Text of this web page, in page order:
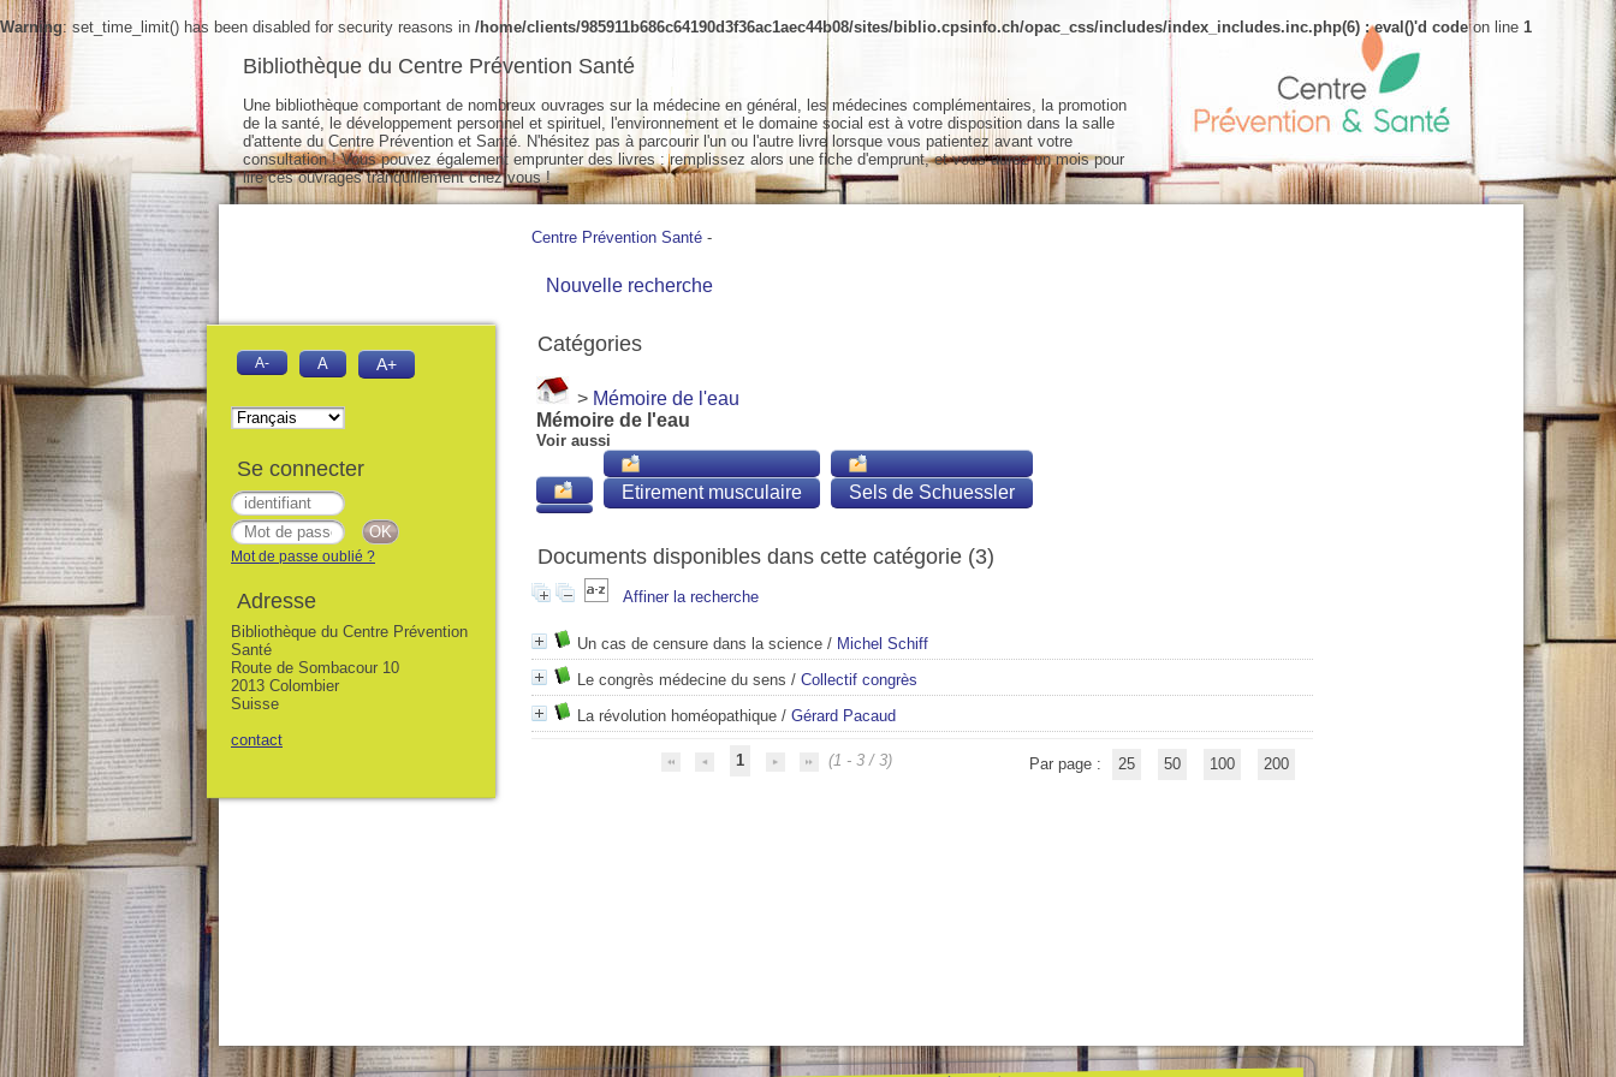
Warning: set_time_limit() has been disabled for security reasons in /home/clients/985911b686c64190d3f36ac1aec44b08/sites/biblio.cpsinfo.ch/opac_css/includes/index_includes.inc.php(6) : eval()'d codeon line 1
Centre Prévention Santé -
Nouvelle recherche
Catégories
> Mémoire de l'eau
Mémoire de l'eau
Voir aussi
Etirement musculaire Sels de Schuessler
Documents disponibles dans cette catégorie (3)
Affiner la recherche
Un cas de censure dans la science / Michel Schiff
Le congrès médecine du sens / Collectif congrès
La révolution homéopathique / Gérard Pacaud
1 (1 - 3 / 3) Par page : 25 50 100 200
Bibliothèque du Centre Prévention Santé
Une bibliothèque comportant de nombreux ouvrages sur la médecine en général, les médecines complémentaires, la promotion
de la santé, le développement personnel et spirituel, l'environnement et le domaine social est à votre disposition dans la salle
d'attente du Centre Prévention et Santé. N'hésitez pas à parcourir l'un ou l'autre livre lorsque vous patientez avant votre
consultation ! Vous pouvez également emprunter des livres : remplissez alors une fiche d'emprunt, et vous aurez un mois pour
lire ces ouvrages tranquillement chez vous !
A- A A+
Se connecter
Mot de passe oublié ?
Adresse
Bibliothèque du Centre Prévention
Santé
Route de Sombacour 10
2013 Colombier
Suisse
contact